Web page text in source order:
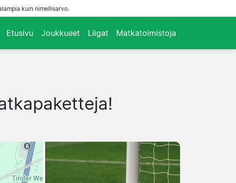
kuin nimellisarvo.
Etusivu Joukkueet Liigat Matkatoimistoja